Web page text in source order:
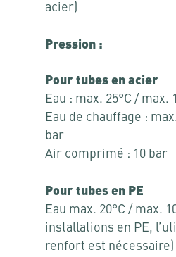
acier)
Pression :
Pour tubes en acier
Eau : max. 25°C / max.
Eau de chauffage :
bar
Air comprimé : 10 bar
Pour tubes en PE
Eau max. 20°C / max.
installations en PE,
renfort est nécessaire)